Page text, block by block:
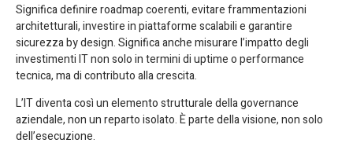
Significa definire roadmap coerenti, evitare frammentazioni
architetturali, investire in piattaforme scalabili e garantire
sicurezza by design. Significa anche misurare l’impatto degli
investimenti IT non solo in termini di uptime o performance
tecnica, ma di contributo alla crescita.
L’IT diventa così un elemento strutturale della governance
aziendale, non un reparto isolato. È parte della visione, non solo
dell’esecuzione.